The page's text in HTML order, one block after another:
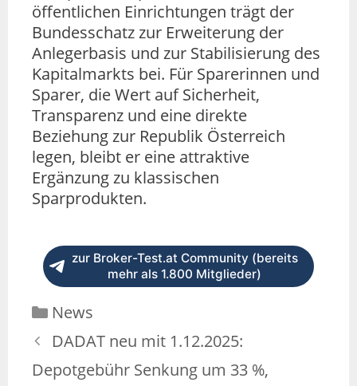
öffentlichen Einrichtungen trägt der
Bundesschatz zur Erweiterung der
Anlegerbasis und zur Stabilisierung des
Kapitalmarkts bei. Für Sparerinnen und
Sparer, die Wert auf Sicherheit,
Transparenz und eine direkte
Beziehung zur Republik Österreich
legen, bleibt er eine attraktive
Ergänzung zu klassischen
Sparprodukten.
zur Broker-Test.at Community (bereits
mehr als 1.800 Mitglieder)
News
DADAT neu mit 1.12.2025:
Depotgebühr Senkung um 33 %,